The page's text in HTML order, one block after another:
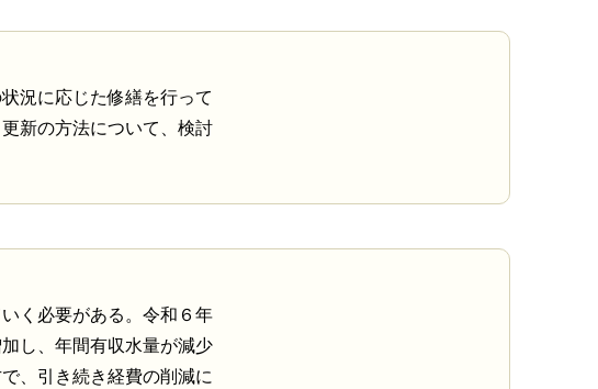
況に応じた修繕を行って
新の方法について、検討
く必要がある。令和６年
し、年間有収水量が減少
、引き続き経費の削減に